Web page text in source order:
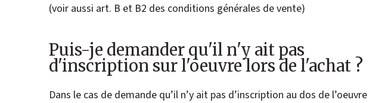
(voir aussi art. B et B2 des conditions générales de vente)
Puis-je demander qu'il n'y ait pas
d'inscription sur l'oeuvre lors de l'achat ?
Dans le cas de demande qu’il n’y ait pas d’inscription au dos de l’oeuvre